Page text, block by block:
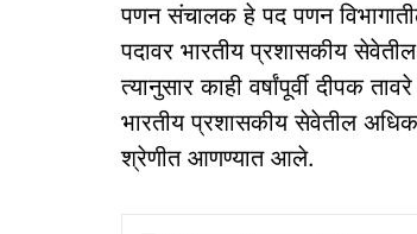
पणन संचालक हे पद पणन
पदावर भारतीय प्रशासकीय
त्यानुसार काही वर्षांपूर्वी दीपक
भारतीय प्रशासकीय सेवेतील
श्रेणीत आणण्यात आले.